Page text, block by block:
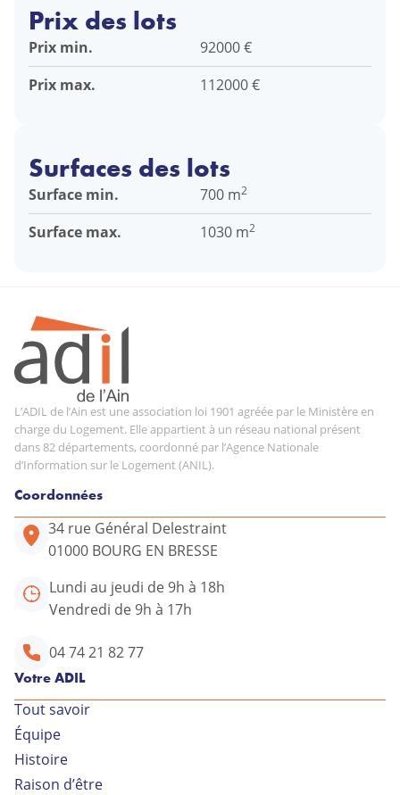
Prix des lots
Prix min.
92000 €
Prix max.
112000 €
Surfaces des lots
Surface min. 700 m2
Surface max. 1030 m2
L’ADIL de l’Ain est une association loi 1901 agréée par le Ministère en
charge du Logement. Elle appartient à un réseau national présent
dans 82 départements, coordonné par l’Agence Nationale
d’Information sur le Logement (ANIL).
Votre ADIL
Tout savoir
Équipe
Histoire
Raison d’être
Coordonnées
34 rue Général Delestraint
01000 BOURG EN BRESSE
Lundi au jeudi de 9h à 18h
Vendredi de 9h à 17h
04 74 21 82 77